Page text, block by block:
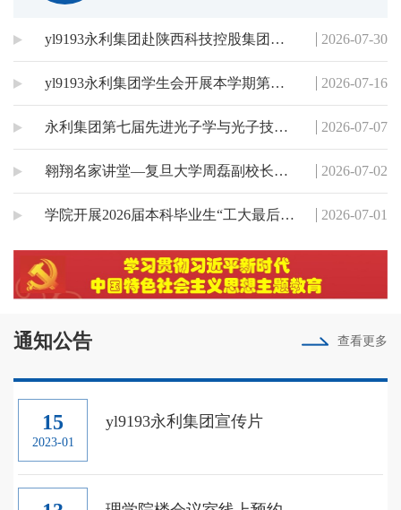
国共产党成立105周年大会上的重要讲话...
yl9193永利集团赴陕西科技控股集团有限公司交流 2026-07-30
yl9193永利集团学生会开展本学期第二次集体学习 2026-07-16
永利集团第七届先进光子学与光子技术论坛成功举办 2026-07-07
翱翔名家讲堂—复旦大学周磊副校长来访交流暨学术报告会成功举办 2026-07-02
学院开展2026届本科毕业生“工大最后一课” 及毕业生座谈会 2026-07-01
通知公告 查看更多
15
2023-01
yl9193永利集团宣传片